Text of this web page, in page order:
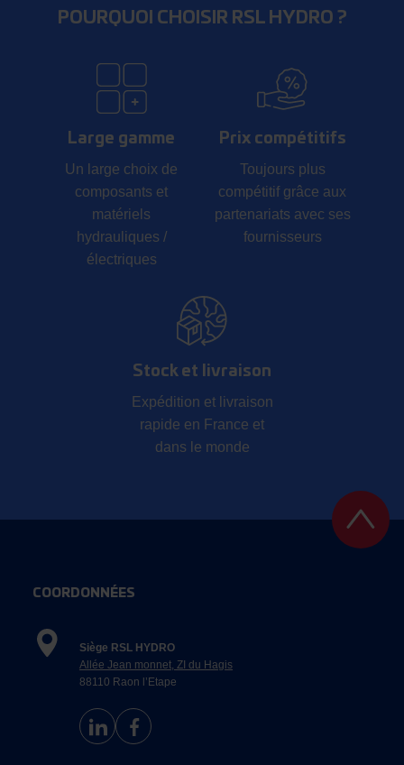
POURQUOI CHOISIR RSL HYDRO ?
Large gamme
Un large choix de
composants et
matériels
hydrauliques /
électriques
Prix compétitifs
Toujours plus
compétitif grâce aux
partenariats avec ses
fournisseurs
Stock et livraison
Expédition et livraison
rapide en France et
dans le monde
COORDONNÉES
Siège RSL HYDRO
Allée Jean monnet, ZI du Hagis
88110 Raon l’Etape